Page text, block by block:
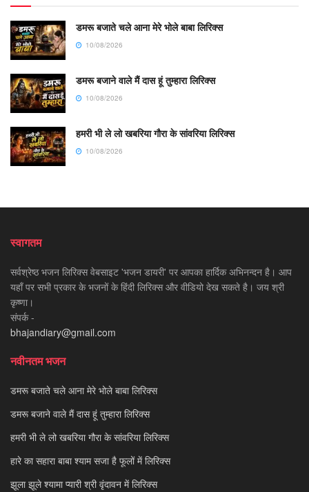
डमरू बजाते चले आना मेरे भोले बाबा लिरिक्स
10/08/2026
डमरू बजाने वाले मैं दास हूं तुम्हारा लिरिक्स
10/08/2026
हमरी भी ले लो खबरिया गौरा के सांवरिया लिरिक्स
10/08/2026
स्वागतम
सर्वश्रेष्ठ भजन लिरिक्स वेबसाइट 'भजन डायरी' पर आपका हार्दिक अभिनन्दन है। आप
यहाँ पर सभी प्रकार के भजनों के हिंदी लिरिक्स और वीडियो देख सकते है। जय श्री
कृष्णा।
संपर्क -
bhajandiary@gmail.com
नवीनतम भजन
डमरू बजाते चले आना मेरे भोले बाबा लिरिक्स
डमरू बजाने वाले मैं दास हूं तुम्हारा लिरिक्स
हमरी भी ले लो खबरिया गौरा के सांवरिया लिरिक्स
हारे का सहारा बाबा श्याम सजा है फूलों में लिरिक्स
झूला झूले श्यामा प्यारी श्री वृंदावन में लिरिक्स